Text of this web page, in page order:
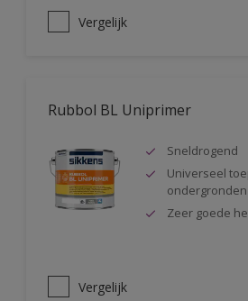
Vergelijk
Rubbol BL Uniprimer
Sneldrogend
Universeel
ondergronden
Zeer goede
Vergelijk